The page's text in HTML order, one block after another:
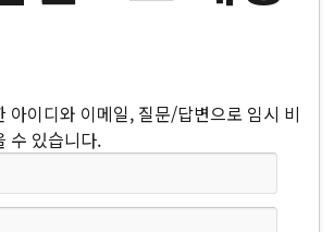
아이디와 이메일, 질문/답변으로 임시 비
수 있습니다.